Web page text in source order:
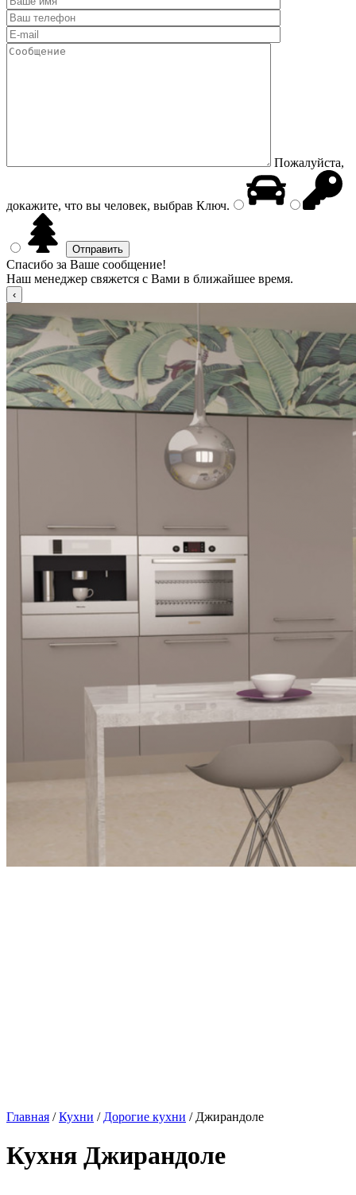
Пожалуйста,
докажите, что вы человек, выбрав Ключ.
Спасибо за Ваше сообщение!
Наш менеджер свяжется с Вами в ближайшее время.
Главная /Кухни / Дорогие кухни / Джирандоле
Кухня Джирандоле